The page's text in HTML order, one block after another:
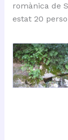
romànica de
estat 20